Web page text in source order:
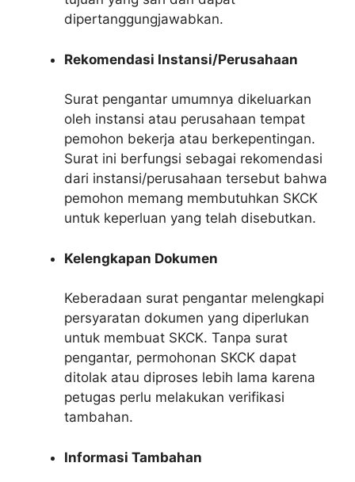
dipertanggungjawabkan.
Rekomendasi Instansi/Perusahaan
Surat pengantar umumnya dikeluarkan
oleh instansi atau perusahaan tempat
pemohon bekerja atau berkepentingan.
Surat ini berfungsi sebagai rekomendasi
dari instansi/perusahaan tersebut bahwa
pemohon memang membutuhkan SKCK
untuk keperluan yang telah disebutkan.
Kelengkapan Dokumen
Keberadaan surat pengantar melengkapi
persyaratan dokumen yang diperlukan
untuk membuat SKCK. Tanpa surat
pengantar, permohonan SKCK dapat
ditolak atau diproses lebih lama karena
petugas perlu melakukan verifikasi
tambahan.
Informasi Tambahan